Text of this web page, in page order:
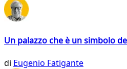
Un palazzo che è un simbolo
di Eugenio Fatigante